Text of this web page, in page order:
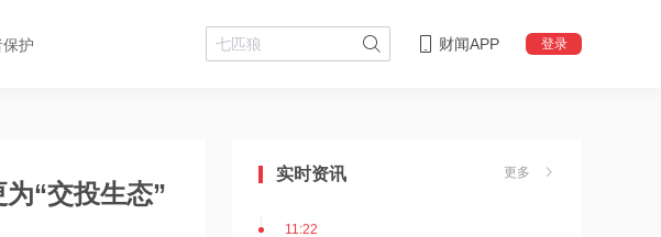
护 财闻APP 登录
“交投生态”
实时资讯 更多
密递表，最早11月登陆美股
11:22